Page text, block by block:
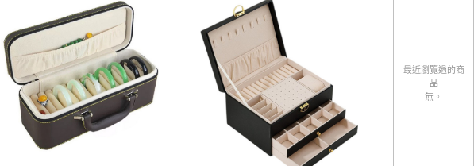
最近瀏覽過的商
品
無。